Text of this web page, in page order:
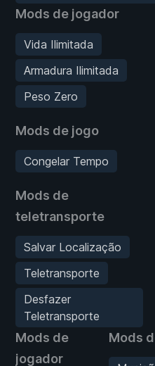
Mods de jogador
Vida Ilimitada
Armadura Ilimitada
Peso Zero
Mods de jogo
Congelar Tempo
Mods de
teletransporte
Salvar Localização
Teletransporte
Desfazer
Teletransporte
Mods de
jogador
Mods